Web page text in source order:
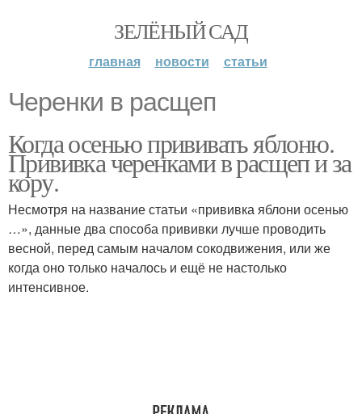
ЗЕЛЁНЫЙ САД
главная новости статьи
Черенки в расщеп
Когда осенью прививать яблоню.
Прививка черенками в расщеп и за
кору.
Несмотря на название статьи «прививка яблони осенью
…», данные два способа прививки лучше проводить
весной, перед самым началом сокодвижения, или же
когда оно только началось и ещё не настолько
интенсивное.